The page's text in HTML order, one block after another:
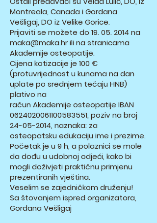
Montreala, Canada i Gordana
Vešligaj, DO iz Velike Gorice.
Prijaviti se možete do 19. 05. 2014 na
maka@maka.hrili na stranicama
Akademije osteopatije.
Cijena kotizacije je 100 €
(protuvrijednost u kunama na dan
uplate po srednjem tečaju HNB)
plativo na
račun Akademije osteopatije IBAN
0624020061100583551, poziv na broj
24-05-2014, naznaka: za
osteopatsku edukaciju ime i prezime.
Početak je u 9 h, a polaznici se mole
da dođu u udobnoj odjeći, kako bi
mogli doživjeti praktičnu primjenu
prezentiranih vještina.
Veselim se zajedničkom druženju!
Sa štovanjem ispred organizatora,
Gordana Vešligaj